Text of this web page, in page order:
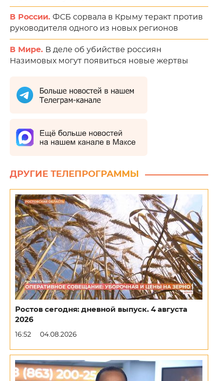
В России. ФСБ сорвала в Крыму теракт против
руководителя одного из новых регионов
В Мире. В деле об убийстве россиян
Назимовых могут появиться новые жертвы
ДРУГИЕ ТЕЛЕПРОГРАММЫ
Ростов сегодня: дневной выпуск. 4 августа
2026
16:52 04.08.2026